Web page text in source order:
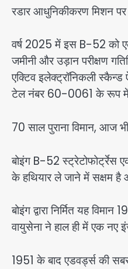
रडार आधुनिकीकरण मिशन पर
वर्ष 2025 में इस B-52 को
जमीनी और उड़ान परीक्षण
एक्टिव इलेक्ट्रॉनिकली
टेल नंबर 60-0061 के रूप में
70 साल पुराना विमान, आज
बोइंग B-52 स्ट्रेटोफोर्ट्रेस
के हथियार ले जाने में सक्षम है
बोइंग द्वारा निर्मित यह
वायुसेना ने हाल ही में एक
1951 के बाद एडवर्ड्स की